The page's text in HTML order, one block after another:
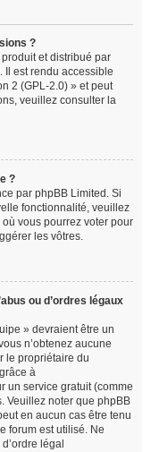
?
et distribué par
Il est rendu accessible
2 (GPL-2.0) » et peut
veuillez consulter la
?
par phpBB Limited. Si
fonctionnalité, veuillez
vous pourrez voter pour
les vôtres.
ou d’ordres légaux
» devraient être un
n’obtenez aucune
le propriétaire du
à
un service gratuit (comme
Veuillez noter que phpBB
en aucun cas être tenu
forum est utilisé. Ne
légal